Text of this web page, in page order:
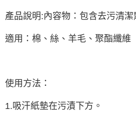
產品說明:內容物：包含去污清
適用：棉、絲、羊毛、聚酯纖維
使用方法：
1.吸汗紙墊在污漬下方。